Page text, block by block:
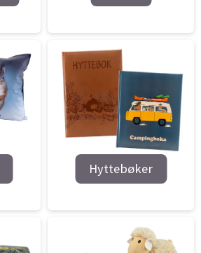
Hyttebøker